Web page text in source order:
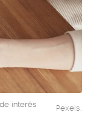
interés Pexels.